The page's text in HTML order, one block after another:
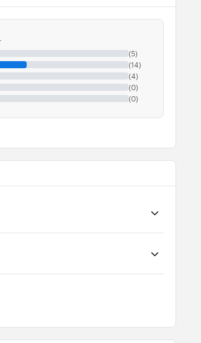
(5)
(14)
(4)
(0)
(0)